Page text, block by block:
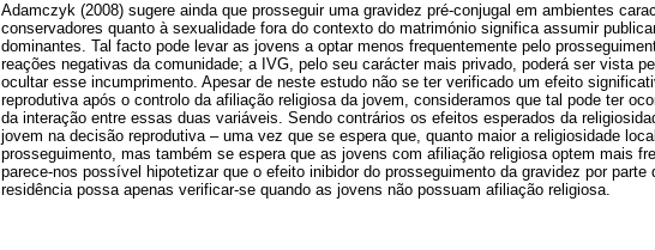
Adamczyk (2008) sugere ainda que prosseguir uma gravidez pré-conjugal em ambientes
conservadores quanto à sexualidade fora do contexto do matrimónio significa assumir
dominantes. Tal facto pode levar as jovens a optar menos frequentemente pelo
reações negativas da comunidade; a IVG, pelo seu carácter mais privado, poderá ser vista
ocultar esse incumprimento. Apesar de neste estudo não se ter verificado um efeito
reprodutiva após o controlo da afiliação religiosa da jovem, consideramos que tal pode ter
da interação entre essas duas variáveis. Sendo contrários os efeitos esperados da
jovem na decisão reprodutiva – uma vez que se espera que, quanto maior a religiosidade
prosseguimento, mas também se espera que as jovens com afiliação religiosa optem mais
parece-nos possível hipotetizar que o efeito inibidor do prosseguimento da gravidez por parte
residência possa apenas verificar-se quando as jovens não possuam afiliação religiosa.